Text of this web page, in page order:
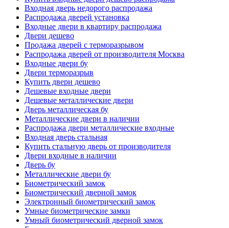
Входная дверь недорого распродажа
Распродажа дверей установка
Входные двери в квартиру распродажа
Двери дешево
Продажа дверей с терморазрывом
Распродажа дверей от производителя Москва
Входные двери бу
Двери терморазрыв
Купить двери дешево
Дешевые входные двери
Дешевые металлические двери
Дверь металлическая бу
Металлические двери в наличии
Распродажа двери металлические входные
Входная дверь стальная
Купить стальную дверь от производителя
Двери входные в наличии
Дверь бу
Металлические двери бу
Биометрический замок
Биометрический дверной замок
Электронный биометрический замок
Умные биометрические замки
Умный биометрический дверной замок